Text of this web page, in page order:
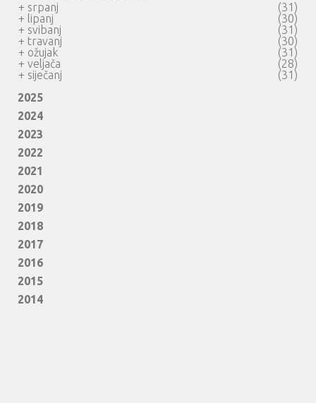
+ srpanj
(31)
+ lipanj
(30)
+ svibanj
(31)
+ travanj
(30)
+ ožujak
(31)
+ veljača
(28)
+ siječanj
(31)
2025
2024
2023
2022
2021
2020
2019
2018
2017
2016
2015
2014